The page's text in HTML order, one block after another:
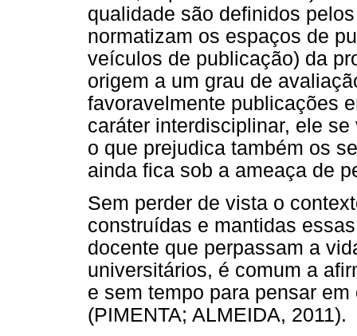
qualidade são definidos
normatizam os espaços de
veículos de publicação) da
origem a um grau de
favoravelmente publicações
caráter interdisciplinar, ele
o que prejudica também os
ainda fica sob a ameaça de
Sem perder de vista o
construídas e mantidas
docente que perpassam a
universitários, é comum a
e sem tempo para pensar
(PIMENTA; ALMEIDA, 2011).